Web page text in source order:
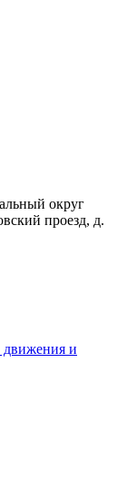
округ
проезд, д.
движения и